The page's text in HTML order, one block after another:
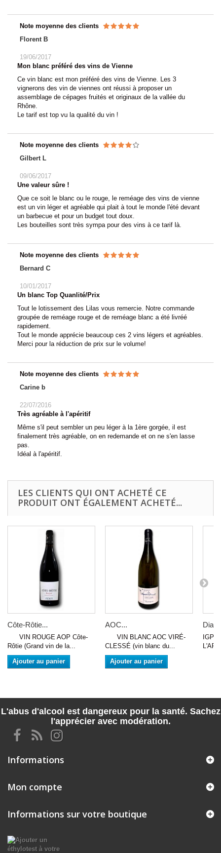
Note moyenne des clients
Florent B
19/06/2017
Mon blanc préféré des vins de Vienne
Ce vin blanc est mon préféré des vins de Vienne. Les 3
vignerons des vin de viennes ont réussi à proposer un
assemblage de cépages fruités et originaux de la vallée du
Rhône.
Le tarif est top vu la qualité du vin !
Note moyenne des clients
Gilbert L
09/06/2017
Une valeur sûre !
Que ce soit le blanc ou le rouge, le reméage des vins de vienne
est un vin léger et agréable qui plait à tout le monde l'été devant
un barbecue et pour un budget tout doux.
Les bouteilles sont très sympa pour des vins à ce tarif là.
Note moyenne des clients
Bernard C
10/01/2017
Un blanc Top Quanlité/Prix
Tout le lotissement des Lilas vous remercie. Notre commande
groupée de reméage rouge et de reméage blanc a été livréé
rapidement.
Tout le monde apprécie beaucoup ces 2 vins légers et agréables.
Merci pour la réduction de prix sur le volume!
Note moyenne des clients
Carine b
22/07/2016
Très agréable à l'apéritif
Même s'il peut sembler un peu léger à la 1ère gorgée, il est
finalement très agréable, on en redemande et on ne s'en lasse
pas.
Idéal à l'apéritif.
LES CLIENTS QUI ONT ACHETÉ CE
PRODUIT ONT ÉGALEMENT ACHETÉ...
Côte-Rôtie...
VIN ROUGE AOP Côte-
Rôtie (Grand vin de la...
Ajouter au panier
AOC...
VIN BLANC AOC VIRÉ-
CLESSÉ (vin blanc du...
Ajouter au panier
IGP :
L'abus d'alcool est dangereux pour la santé. Sachez
l'apprécier avec modération.
Informations
Mon compte
Informations sur votre boutique